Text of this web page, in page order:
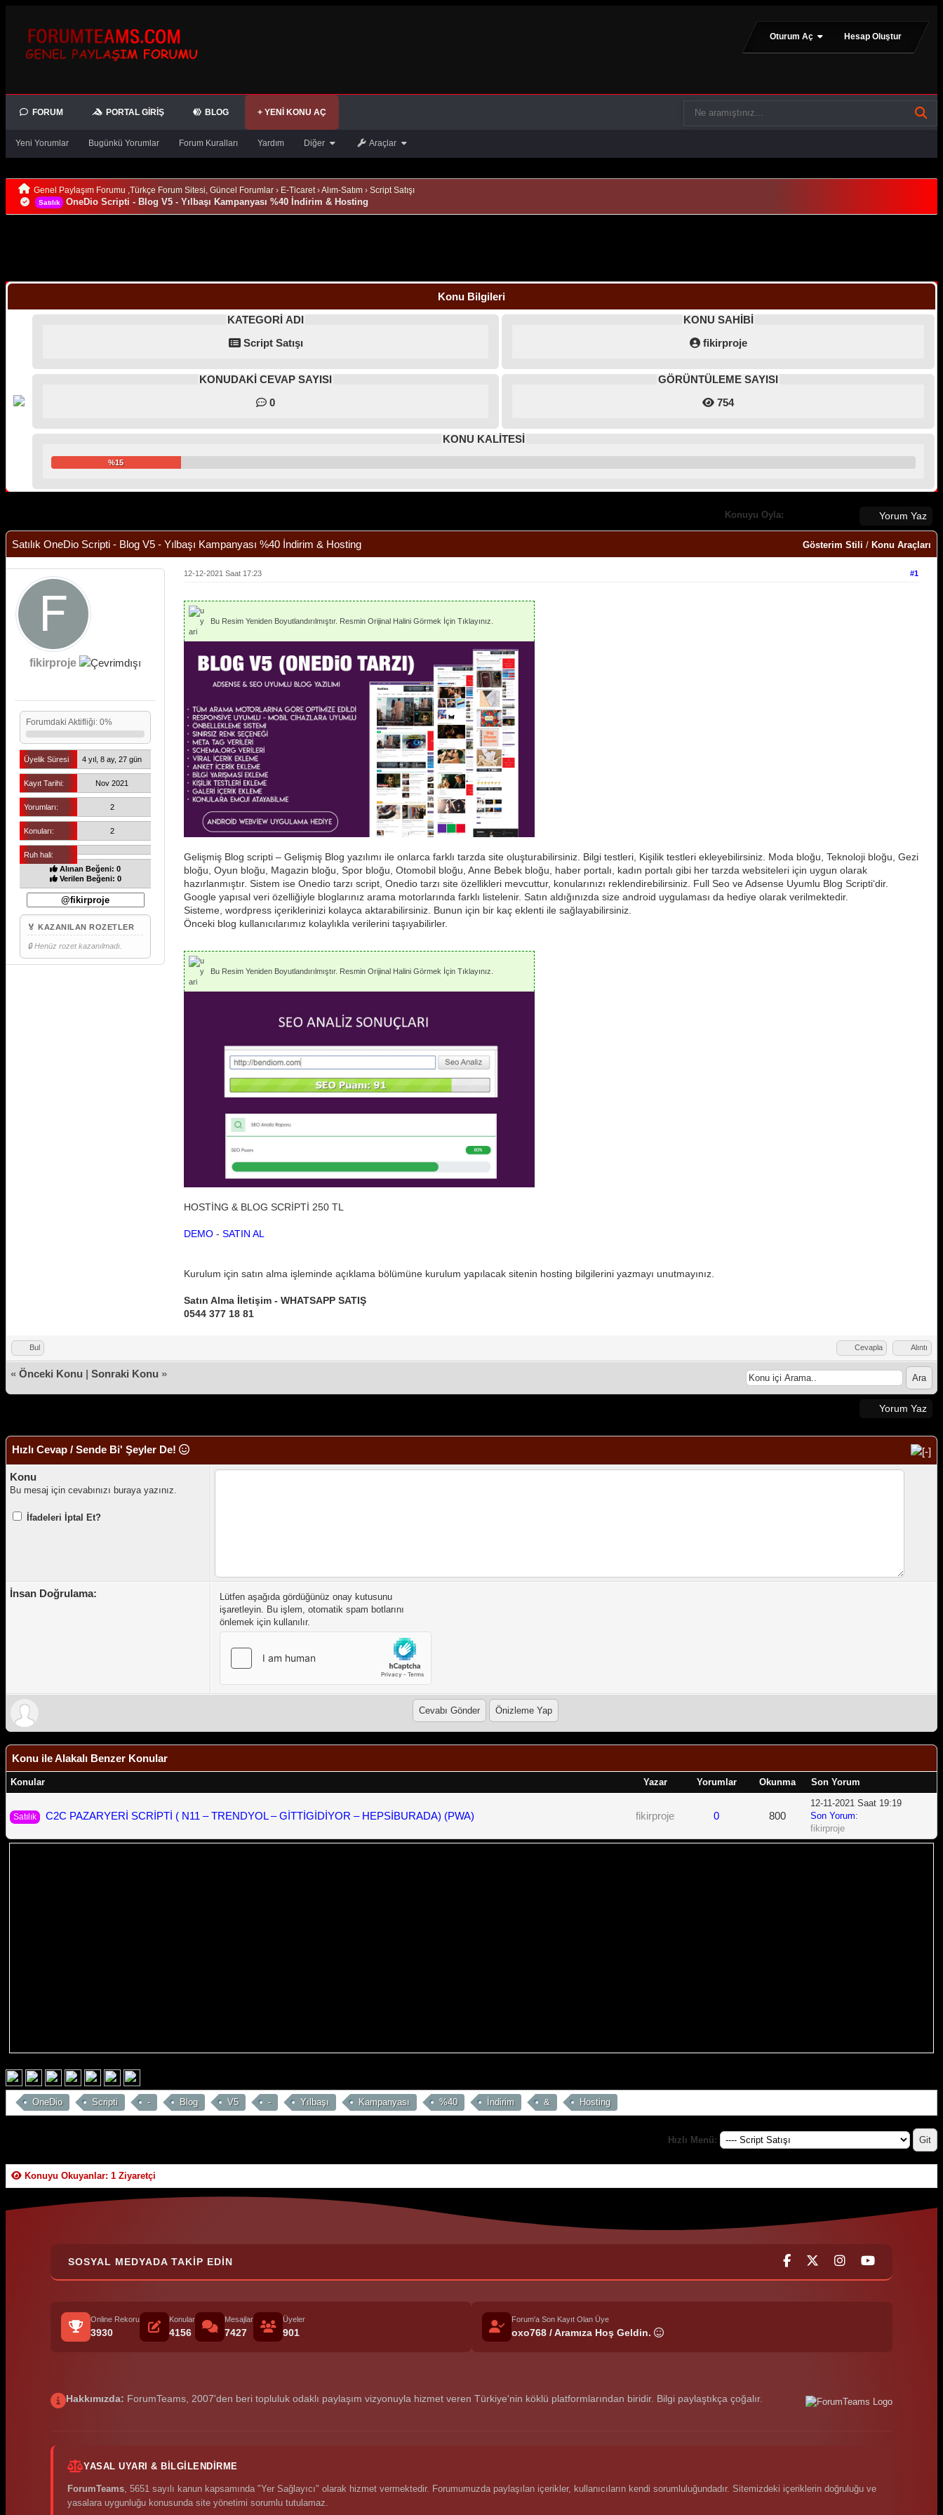
Oturum Aç Hesap Oluştur
FORUM PORTAL GIRIŞ BLOG + YENI KONU AÇ
Yeni Yorumlar Bugünkü Yorumlar Forum Kuralları Yardım Diğer Araçlar
Genel Paylaşım Forumu ,Türkçe Forum Sitesi, Güncel Forumlar › E-Ticaret›Alım-Satım › Script Satışı
Satılık OneDio Scripti - Blog V5 - Yılbaşı Kampanyası %40 İndirim & Hosting
Konu Bilgileri
KATEGORİ ADI
Script Satışı
KONU SAHİBİ
fikirproje
KONUDAKİ CEVAP SAYISI
0
GÖRÜNTÜLEME SAYISI
754
KONU KALİTESİ
%15
Yorum Yaz
Konuyu Oyla:
Gösterim Stili / Konu Araçları
Satılık OneDio Scripti - Blog V5 - Yılbaşı Kampanyası %40 İndirim & Hosting
fikirproje
Forumdaki Aktifliği: 0%
Üyelik Süresi 4 yıl, 8 ay, 27 gün
Kayıt Tarihi: Nov 2021
Yorumları: 2
Konuları: 2
Ruh hali:
Alınan Beğeni: 0
Verilen Beğeni: 0
🏅 KAZANILAN ROZETLER
🔒 Henüz rozet kazanılmadı.
#1
12-12-2021 Saat 17:23
Bu Resim Yeniden Boyutlandırılmıştır. Resmin Orijinal Halini Görmek İçin Tıklayınız.
Gelişmiş Blog scripti – Gelişmiş Blog yazılımı ile onlarca farklı tarzda site oluşturabilirsiniz. Bilgi testleri, Kişilik testleri ekleyebilirsiniz. Moda bloğu, Teknoloji bloğu, Gezi
bloğu, Oyun bloğu, Magazin bloğu, Spor bloğu, Otomobil bloğu, Anne Bebek bloğu, haber portalı, kadın portalı gibi her tarzda websiteleri için uygun olarak
hazırlanmıştır. Sistem ise Onedio tarzı script, Onedio tarzı site özellikleri mevcuttur, konularınızı reklendirebilirsiniz. Full Seo ve Adsense Uyumlu Blog Scripti‘dir.
Google yapısal veri özelliğiyle bloglarınız arama motorlarında farklı listelenir. Satın aldığınızda size android uygulaması da hediye olarak verilmektedir.
Sisteme, wordpress içeriklerinizi kolayca aktarabilirsiniz. Bunun için bir kaç eklenti ile sağlayabilirsiniz.
Önceki blog kullanıcılarımız kolaylıkla verilerini taşıyabilirler.
Bu Resim Yeniden Boyutlandırılmıştır. Resmin Orijinal Halini Görmek İçin Tıklayınız.
HOSTİNG & BLOG SCRİPTİ 250 TL
DEMO- SATIN AL
Kurulum için satın alma işleminde açıklama bölümüne kurulum yapılacak sitenin hosting bilgilerini yazmayı unutmayınız.
Satın Alma İletişim - WHATSAPP SATIŞ
0544 377 18 81
Bul Cevapla Alıntı
« Önceki Konu | Sonraki Konu »
Yorum Yaz
Hızlı Cevap / Sende Bi' Şeyler De!
Konu
Bu mesaj için cevabınızı buraya yazınız.
İfadeleri İptal Et?
İnsan Doğrulama:
Lütfen aşağıda gördüğünüz onay kutusunu
işaretleyin. Bu işlem, otomatik spam botlarını
önlemek için kullanılır.
Konu ile Alakalı Benzer Konular
Konular Yazar Yorumlar Okunma Son Yorum
Satılık C2C PAZARYERİ SCRİPTİ ( N11 – TRENDYOL – GİTTİGİDİYOR – HEPSİBURADA) (PWA) fikirproje 0 800
12-11-2021 Saat 19:19
Son Yorum:
fikirproje
OneDio Scripti - Blog V5 - Yılbaşı Kampanyası %40 İndirim & Hosting
Hızlı Menü:
Konuyu Okuyanlar: 1 Ziyaretçi
SOSYAL MEDYADA TAKIP EDIN
Online Rekoru
3930
Konular
4156
Mesajlar
7427
Üyeler
901
Forum'a Son Kayıt Olan Üye
oxo768 / Aramıza Hoş Geldin.
Hakkımızda: ForumTeams, 2007'den beri topluluk odaklı paylaşım vizyonuyla hizmet veren Türkiye'nin köklü platformlarından biridir. Bilgi paylaştıkça çoğalır.
YASAL UYARI & BILGILENDIRME
ForumTeams, 5651 sayılı kanun kapsamında "Yer Sağlayıcı" olarak hizmet vermektedir. Forumumuzda paylaşılan içerikler, kullanıcıların kendi sorumluluğundadır. Sitemizdeki içeriklerin doğruluğu ve
yasalara uygunluğu konusunda site yönetimi sorumlu tutulamaz.